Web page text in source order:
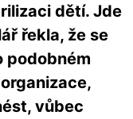
dětí. Jde
řekla, že se
podobném
vůbec